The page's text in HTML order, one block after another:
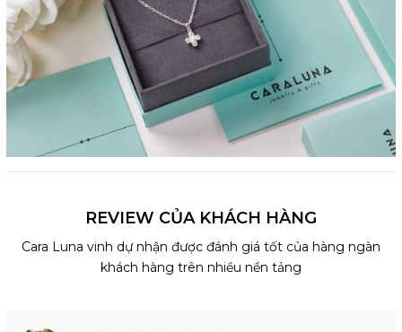
REVIEW CỦA KHÁCH HÀNG
Cara Luna vinh dự nhận được đánh giá tốt của hàng ngàn
khách hàng trên nhiều nền tảng